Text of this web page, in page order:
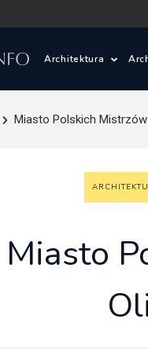
Architektura
Wasze
Architektura
Pracownie
Miasto Polskich
Miasto